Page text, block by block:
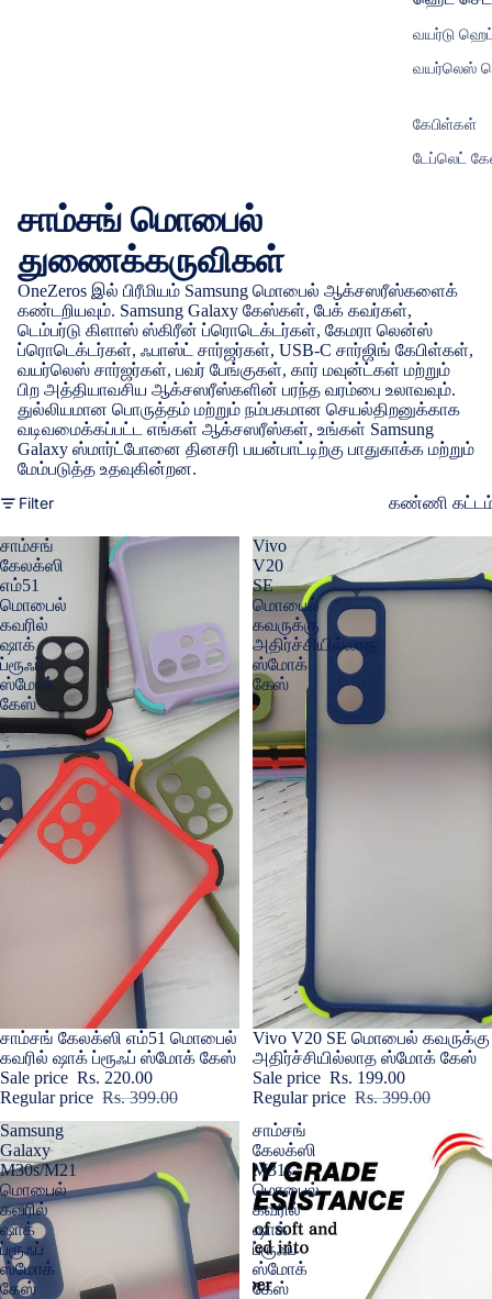
வயர்டு
வயர்லெஸ்
கேபிள்கள்
டேப்லெட்
சாம்சங் மொபைல்
துணைக்கருவிகள்
OneZeros இல் பிரீமியம் Samsung மொபைல் ஆக்சஸரீஸ்களைக்
கண்டறியவும். Samsung Galaxy கேஸ்கள், பேக் கவர்கள்,
டெம்பர்டு கிளாஸ் ஸ்கிரீன் ப்ரொடெக்டர்கள், கேமரா லென்ஸ்
ப்ரொடெக்டர்கள், ஃபாஸ்ட் சார்ஜர்கள், USB-C சார்ஜிங் கேபிள்கள்,
வயர்லெஸ் சார்ஜர்கள், பவர் பேங்குகள், கார் மவுன்ட்கள் மற்றும்
பிற அத்தியாவசிய ஆக்சஸரீஸ்களின் பரந்த வரம்பை உலாவவும்.
துல்லியமான பொருத்தம் மற்றும் நம்பகமான செயல்திறனுக்காக
வடிவமைக்கப்பட்ட எங்கள் ஆக்சஸரீஸ்கள், உங்கள் Samsung
Galaxy ஸ்மார்ட்போனை தினசரி பயன்பாட்டிற்கு பாதுகாக்க மற்றும்
மேம்படுத்த உதவுகின்றன.
Filter
கண்ணி
சாம்சங்
கேலக்ஸி
எம்51
மொபைல்
கவரில்
ஷாக்
ப்ரூஃப்
ஸ்மோக்
கேஸ்
Sale
சாம்சங் கேலக்ஸி எம்51 மொபைல்
கவரில் ஷாக் ப்ரூஃப் ஸ்மோக் கேஸ்
Sale price Rs. 220.00
Regular price Rs. 399.00
Vivo
V20
SE
மொபைல்
கவருக்கு
அதிர்ச்சியில்லாத
ஸ்மோக்
கேஸ்
Sale
Vivo V20 SE மொபைல் கவருக்கு
அதிர்ச்சியில்லாத ஸ்மோக் கேஸ்
Sale price Rs. 199.00
Regular price Rs. 399.00
Samsung
Galaxy
M30s/M21
மொபைல்
கவரில்
ஷாக்
ப்ரூஃப்
ஸ்மோக்
கேஸ்
சாம்சங்
கேலக்ஸி
M31s
மொபைல்
கவரில்
ஷாக்
ப்ரூஃப்
ஸ்மோக்
கேஸ்